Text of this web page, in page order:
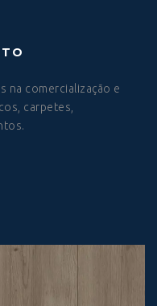
na comercialização e
carpetes,